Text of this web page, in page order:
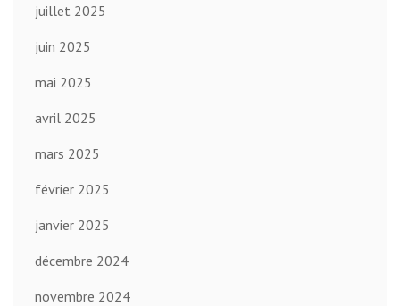
juillet 2025
juin 2025
mai 2025
avril 2025
mars 2025
février 2025
janvier 2025
décembre 2024
novembre 2024